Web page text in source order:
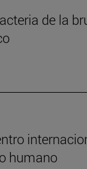
de la
humano